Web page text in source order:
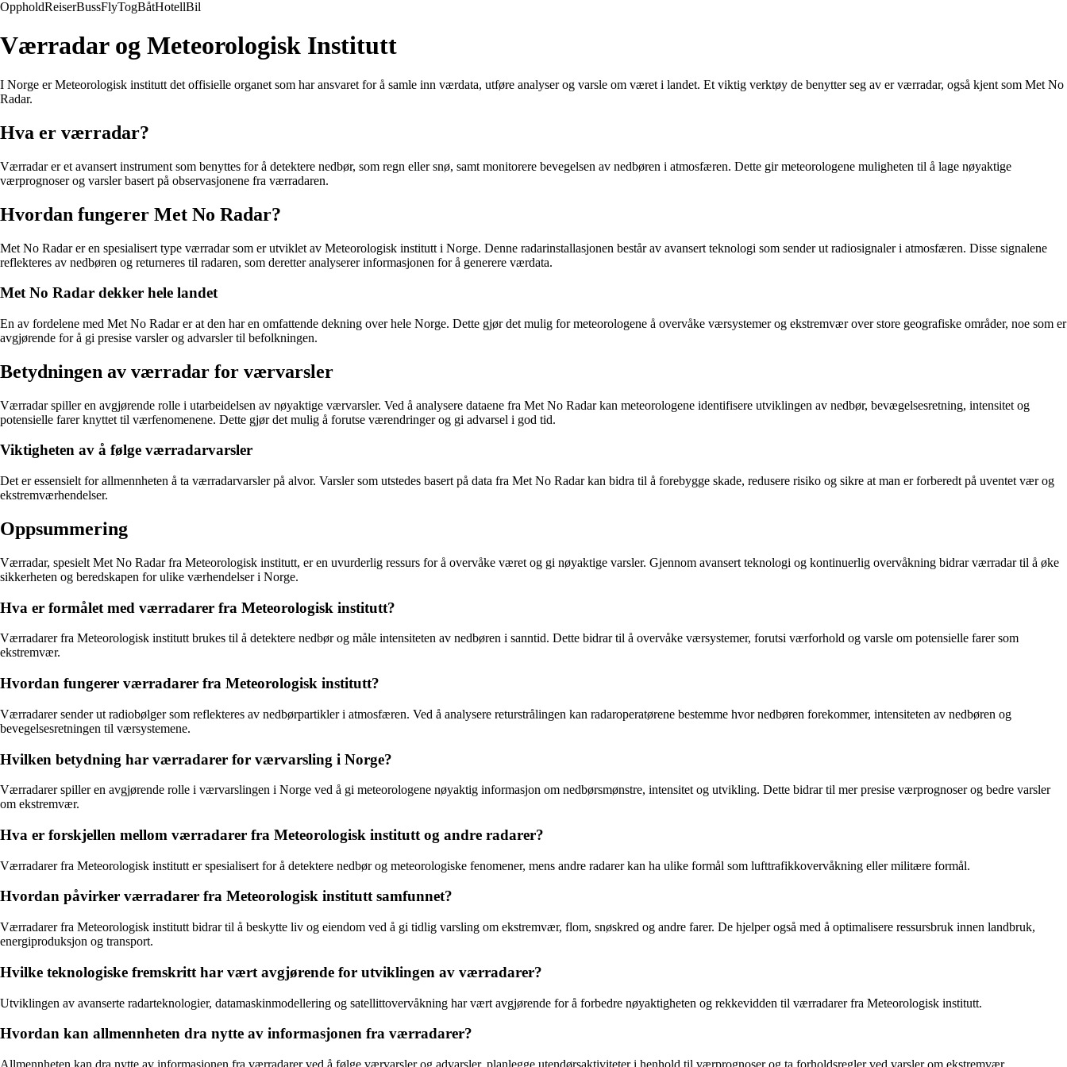
OppholdReiserBussFlyTogBåtHotellBil
Værradar og Meteorologisk Institutt
I Norge er Meteorologisk institutt det offisielle organet som har ansvaret for å samle inn værdata, utføre analyser og varsle om været i landet. Et viktig verktøy de benytter seg av er værradar, også kjent som Met No
Radar.
Hva er værradar?
Værradar er et avansert instrument som benyttes for å detektere nedbør, som regn eller snø, samt monitorere bevegelsen av nedbøren i atmosfæren. Dette gir meteorologene muligheten til å lage nøyaktige
værprognoser og varsler basert på observasjonene fra værradaren.
Hvordan fungerer Met No Radar?
Met No Radar er en spesialisert type værradar som er utviklet av Meteorologisk institutt i Norge. Denne radarinstallasjonen består av avansert teknologi som sender ut radiosignaler i atmosfæren. Disse signalene
reflekteres av nedbøren og returneres til radaren, som deretter analyserer informasjonen for å generere værdata.
Met No Radar dekker hele landet
En av fordelene med Met No Radar er at den har en omfattende dekning over hele Norge. Dette gjør det mulig for meteorologene å overvåke værsystemer og ekstremvær over store geografiske områder, noe som er
avgjørende for å gi presise varsler og advarsler til befolkningen.
Betydningen av værradar for værvarsler
Værradar spiller en avgjørende rolle i utarbeidelsen av nøyaktige værvarsler. Ved å analysere dataene fra Met No Radar kan meteorologene identifisere utviklingen av nedbør, bevægelsesretning, intensitet og
potensielle farer knyttet til værfenomenene. Dette gjør det mulig å forutse værendringer og gi advarsel i god tid.
Viktigheten av å følge værradarvarsler
Det er essensielt for allmennheten å ta værradarvarsler på alvor. Varsler som utstedes basert på data fra Met No Radar kan bidra til å forebygge skade, redusere risiko og sikre at man er forberedt på uventet vær og
ekstremværhendelser.
Oppsummering
Værradar, spesielt Met No Radar fra Meteorologisk institutt, er en uvurderlig ressurs for å overvåke været og gi nøyaktige varsler. Gjennom avansert teknologi og kontinuerlig overvåkning bidrar værradar til å øke
sikkerheten og beredskapen for ulike værhendelser i Norge.
Hva er formålet med værradarer fra Meteorologisk institutt?
Værradarer fra Meteorologisk institutt brukes til å detektere nedbør og måle intensiteten av nedbøren i sanntid. Dette bidrar til å overvåke værsystemer, forutsi værforhold og varsle om potensielle farer som
ekstremvær.
Hvordan fungerer værradarer fra Meteorologisk institutt?
Værradarer sender ut radiobølger som reflekteres av nedbørpartikler i atmosfæren. Ved å analysere returstrålingen kan radaroperatørene bestemme hvor nedbøren forekommer, intensiteten av nedbøren og
bevegelsesretningen til værsystemene.
Hvilken betydning har værradarer for værvarsling i Norge?
Værradarer spiller en avgjørende rolle i værvarslingen i Norge ved å gi meteorologene nøyaktig informasjon om nedbørsmønstre, intensitet og utvikling. Dette bidrar til mer presise værprognoser og bedre varsler
om ekstremvær.
Hva er forskjellen mellom værradarer fra Meteorologisk institutt og andre radarer?
Værradarer fra Meteorologisk institutt er spesialisert for å detektere nedbør og meteorologiske fenomener, mens andre radarer kan ha ulike formål som lufttrafikkovervåkning eller militære formål.
Hvordan påvirker værradarer fra Meteorologisk institutt samfunnet?
Værradarer fra Meteorologisk institutt bidrar til å beskytte liv og eiendom ved å gi tidlig varsling om ekstremvær, flom, snøskred og andre farer. De hjelper også med å optimalisere ressursbruk innen landbruk,
energiproduksjon og transport.
Hvilke teknologiske fremskritt har vært avgjørende for utviklingen av værradarer?
Utviklingen av avanserte radarteknologier, datamaskinmodellering og satellittovervåkning har vært avgjørende for å forbedre nøyaktigheten og rekkevidden til værradarer fra Meteorologisk institutt.
Hvordan kan allmennheten dra nytte av informasjonen fra værradarer?
Allmennheten kan dra nytte av informasjonen fra værradarer ved å følge værvarsler og advarsler, planlegge utendørsaktiviteter i henhold til værprognoser og ta forholdsregler ved varsler om ekstremvær.